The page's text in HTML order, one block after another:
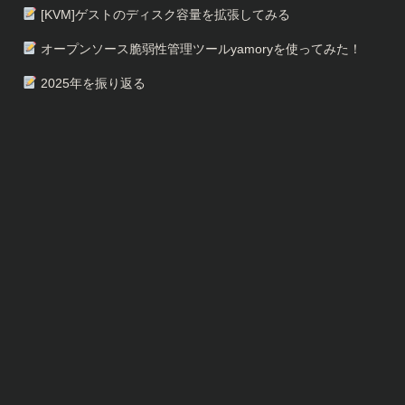
[KVM]ゲストのディスク容量を拡張してみる
オープンソース脆弱性管理ツールyamoryを使ってみた！
2025年を振り返る